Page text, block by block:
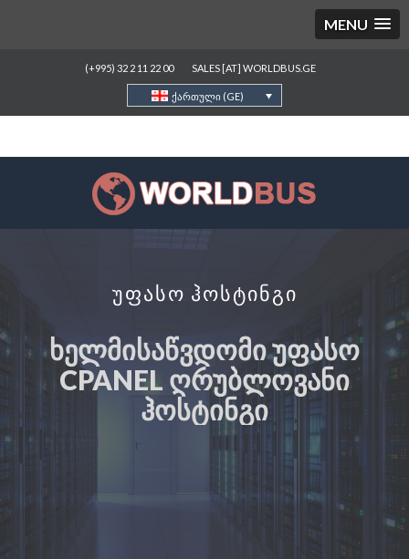
MENU
(+995) 32 2 11 22 00 SALES [AT] WORLDBUS.GE
ქართული (GE)
უფასო ჰოსტინგი
ᲮᲔᲚᲛᲘᲡᲐᲬᲕᲓᲝᲛᲘ ᲣᲤᲐᲡᲝ
CPANEL ᲦᲠᲣᲑᲚᲝᲕᲐᲜᲘ
ᲰᲝᲡᲢᲘᲜᲒᲘ